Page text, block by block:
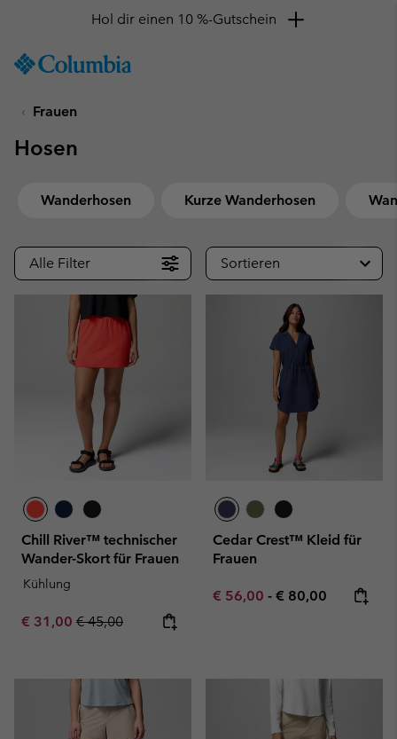
TO
SKIP
MAIN
SKIP
Hol dir einen 10 %-Gutschein
Frauen
Hosen
Wanderhosen Kurze Wanderhosen
Alle Filter Sortieren
Chill River™ technischer
Wander-Skort für Frauen
Kühlung
Sale price:
€ 31,00 Regular price:
€ 45,00
Cedar Crest™ Kleid für
Frauen
Minimum sale price:
€ 56,00 - Maximum price:
€ 80,00